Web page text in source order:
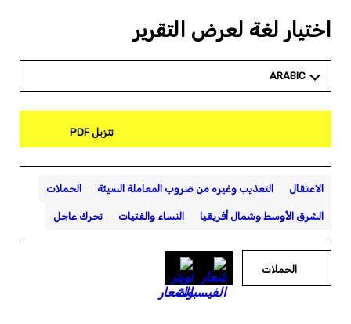
اختيار لغة لعرض التقرير
ARABIC
تنزيل PDF
الاعتقال التعذيب وغيره من ضروب المعاملة السيئة الحملات
الشرق الأوسط وشمال أفريقيا النساء والفتيات تحرك عاجل
الحملات